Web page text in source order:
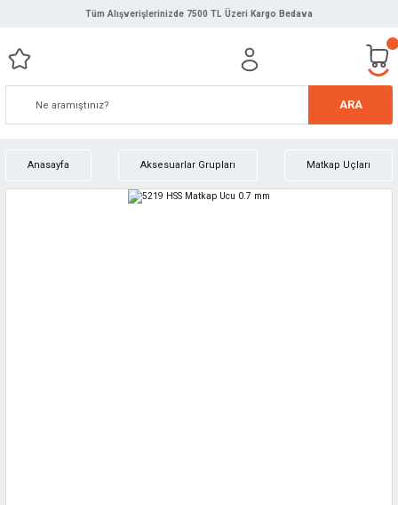
Tüm Alışverişlerinizde 7500 TL Üzeri Kargo Bedava
ARA
Anasayfa Aksesuarlar Grupları Matkap Uçları